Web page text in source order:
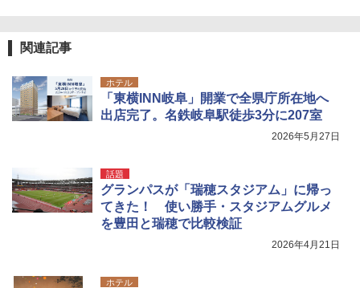
￥1,540
￥8,991
Coleman(コールマン) ツーリングドーム/LD
X 2人用 3人用 キャンプ アウトドア フェス
ソロキャンプ ソロテント
￥20,718
￥6,459
ポインターライト 強力 小型 緑色/赤色/青紫色
USB充電式 高精度 超長距離照射 長時間使用
ンパクト多機能設計 持ち運び便利 アウトド
ア/オフィス/教育現場/展示会用 緑
￥1,180
関連記事
ホテル
「東横INN岐阜」開業で全県庁所在地へ
出店完了。名鉄岐阜駅徒歩3分に207室
2026年5月27日
話題
グランパスが「瑞穂スタジアム」に帰っ
てきた！ 使い勝手・スタジアムグルメ
を豊田と瑞穂で比較検証
2026年4月21日
ホテル